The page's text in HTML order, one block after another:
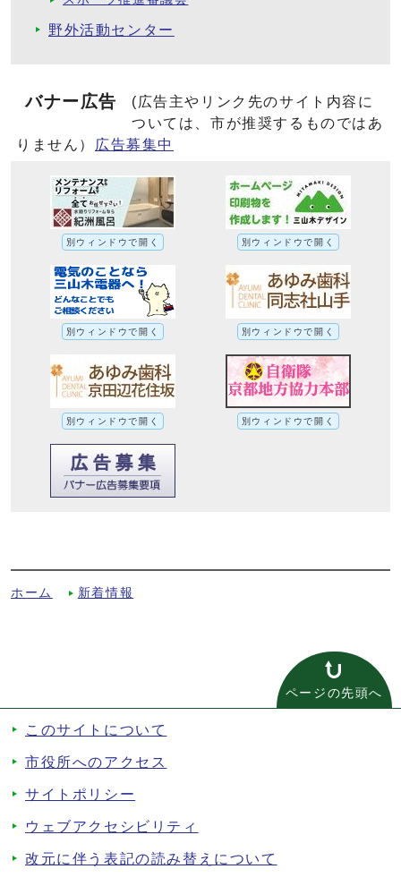
野外活動センター
バナー広告
(広告主やリンク先のサイト内容に
ついては、市が推奨するものではあ
りません）
広告募集中
別ウィンドウで開く 別ウィンドウで開く
別ウィンドウで開く 別ウィンドウで開く
別ウィンドウで開く 別ウィンドウで開く
ホーム 新着情報
ページの先頭へ
このサイトについて
市役所へのアクセス
サイトポリシー
ウェブアクセシビリティ
改元に伴う表記の読み替えについて